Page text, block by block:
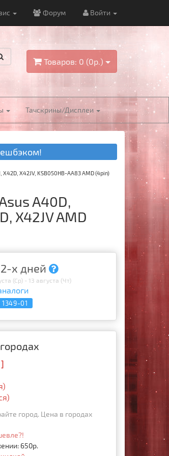
Форум Войти
Товаров: 0 (0р.)
Тачскрины/Дисплеи
X42D, X42JV, KSB050HB-AA83 AMD (4pin)
A40D,
X42JV AMD
х дней
(Ср) - 13 августа (Чт)
1349-01
город. Цена в городах
650р.